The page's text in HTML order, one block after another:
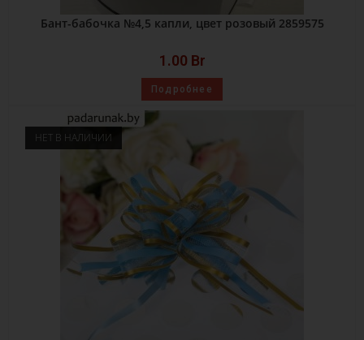
Бант-бабочка №4,5 капли, цвет розовый 2859575
1.00 Br
Подробнее
НЕТ В НАЛИЧИИ